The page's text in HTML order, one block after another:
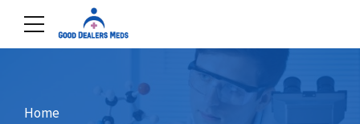
Home